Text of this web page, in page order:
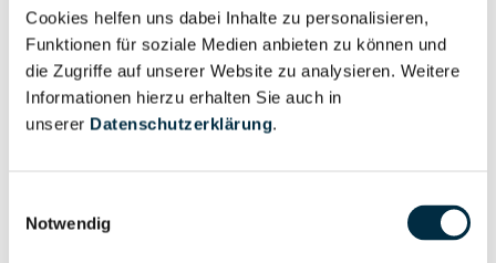
Cookies helfen uns dabei Inhalte zu personalisieren,
Funktionen für soziale Medien anbieten zu können und
die Zugriffe auf unserer Website zu analysieren. Weitere
Informationen hierzu erhalten Sie auch in
unserer Datenschutzerklärung.
Notwendig
Gesellschafterstruktur
Vollständiges
Unternehmensprofil
anfragen